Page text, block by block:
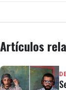
Artículos